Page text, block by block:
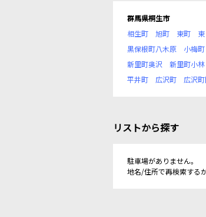
群馬県桐生市
相生町
旭町 東町 東
黒保根町八木原
小梅町
新里町奥沢
新里町小林
平井町
広沢町 広沢
リストから探す
駐車場がありません。
地名/住所で再検索する